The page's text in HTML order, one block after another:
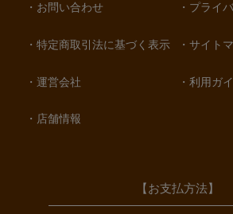
お問い合わせ
特定商取引法に基づく表示
運営会社
店舗情報
プライ
サイト
利用ガ
【お支払方法】